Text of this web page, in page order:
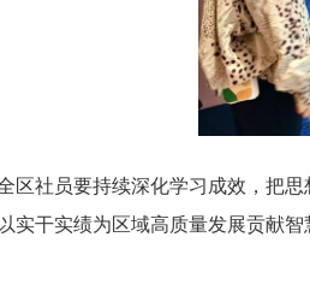
区社员要持续深化学习成效，把
实干实绩为区域高质量发展贡献智